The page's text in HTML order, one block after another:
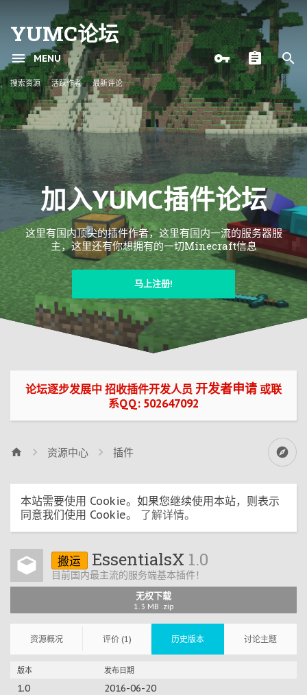
YUMC论坛
MENU
搜索资源 活跃作者 最新评论
加入YUMC插件论坛
这里有国内顶尖的插件作者，这里有国内一流的服务器服
主，这里还有你想拥有的一切Minecraft信息
马上注册!
论坛逐步发展中 招收插件开发人员 开发者申请 或联
系QQ: 502647092
资源中心 插件
本站需要使用 Cookie。如果您继续使用本站，则表示
同意我们使用 Cookie。 了解详情。
无权下载
1.3 MB .zip
搬运 EssentialsX 1.0
目前国内最主流的服务端基本插件！
资源概况 评价 (1) 历史版本 讨论主题
版本 发布日期
1.0 2016-06-20